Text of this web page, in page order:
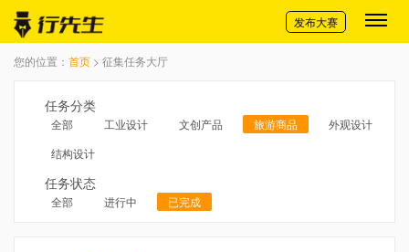
切换导航
发布大赛
您的位置： 首页 > 征集任务大厅
任务分类
全部 工业设计 文创产品 旅游商品
外观设计
结构设计
任务状态
全部 进行中 已完成